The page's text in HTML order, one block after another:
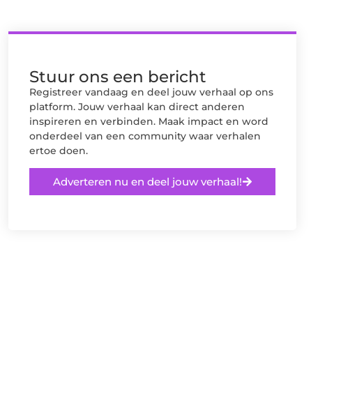
Stuur ons een bericht
Registreer vandaag en deel jouw verhaal op ons
platform. Jouw verhaal kan direct anderen
inspireren en verbinden. Maak impact en word
onderdeel van een community waar verhalen
ertoe doen.
Adverteren nu en deel jouw verhaal!